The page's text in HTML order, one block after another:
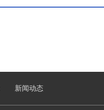
样了
有
新闻动态